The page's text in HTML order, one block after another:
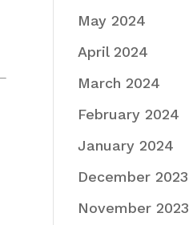
May 2024
April 2024
March 2024
February 2024
January 2024
December 2023
November 2023